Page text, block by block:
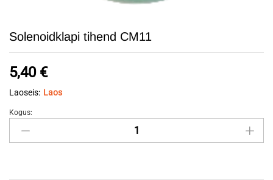
Solenoidklapi tihend CM11
5,40 €
Laoseis: Laos
Solenoidklapi
tihend
Kogus: